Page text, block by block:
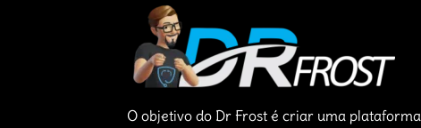
O objetivo do Dr Frost é criar uma plataforma